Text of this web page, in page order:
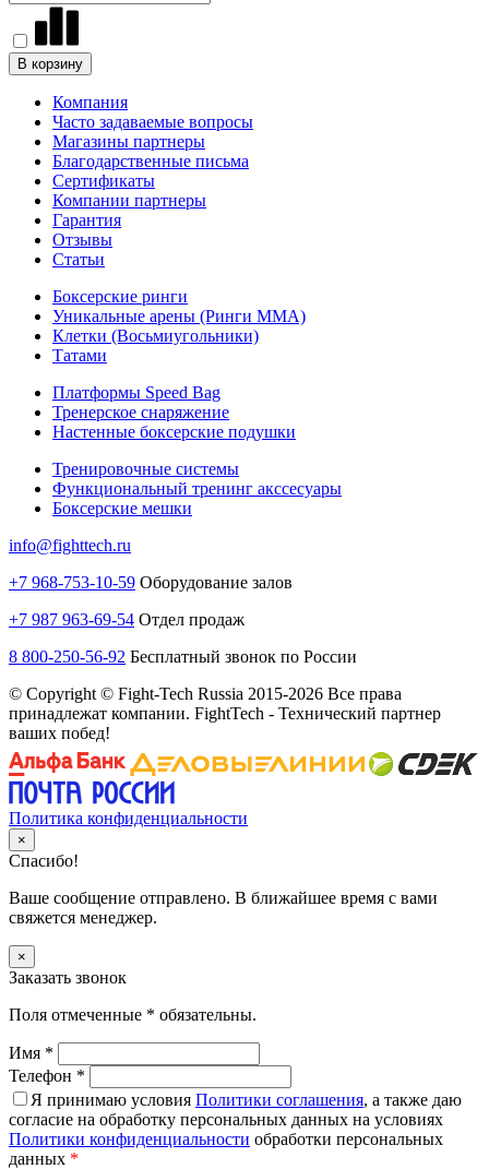
В корзину
Компания
Часто задаваемые вопросы
Магазины партнеры
Благодарственные письма
Сертификаты
Компании партнеры
Гарантия
Отзывы
Статьи
Боксерские ринги
Уникальные арены (Ринги ММА)
Клетки (Восьмиугольники)
Татами
Платформы Speed Bag
Тренерское снаряжение
Настенные боксерские подушки
Тренировочные системы
Функциональный тренинг акссесуары
Боксерские мешки
info@fighttech.ru
+7 968-753-10-59 Оборудование залов
+7 987 963-69-54 Отдел продаж
8 800-250-56-92 Бесплатный звонок по России
© Copyright © Fight-Tech Russia 2015-2026 Все права
принадлежат компании. FightTech - Технический партнер
ваших побед!
Политика конфиденциальности
×
Спасибо!
Ваше сообщение отправлено. В ближайшее время с вами
свяжется менеджер.
×
Заказать звонок
Поля отмеченные * обязательны.
Имя *
Телефон *
Я принимаю условия Политики соглашения, а также даю
согласие на обработку персональных данных на условиях
Политики конфиденциальности обработки персональных
данных *